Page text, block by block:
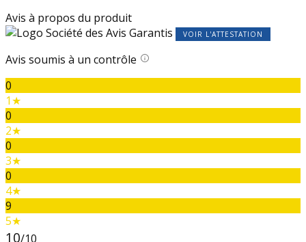
Avis à propos du produit
VOIR L'ATTESTATION
Avis soumis à un contrôle
0
1★
0
2★
0
3★
0
4★
9
5★
10/10